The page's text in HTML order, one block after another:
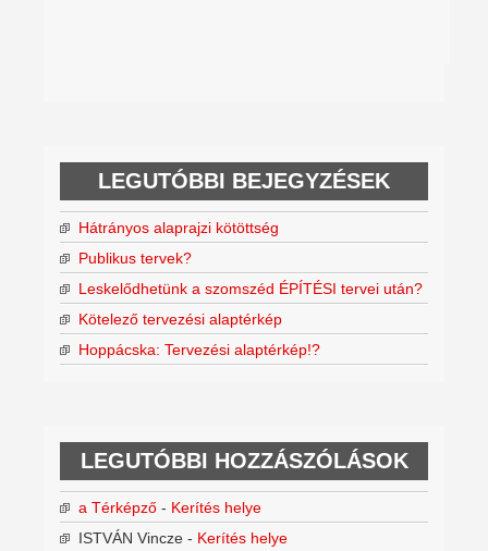
LEGUTÓBBI BEJEGYZÉSEK
Hátrányos alaprajzi kötöttség
Publikus tervek?
Leskelődhetünk a szomszéd ÉPÍTÉSI tervei után?
Kötelező tervezési alaptérkép
Hoppácska: Tervezési alaptérkép!?
LEGUTÓBBI HOZZÁSZÓLÁSOK
a Térképző - Kerítés helye
ISTVÁN Vincze - Kerítés helye